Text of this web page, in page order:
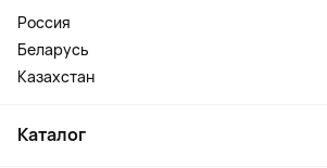
Россия
Беларусь
Казахстан
Каталог